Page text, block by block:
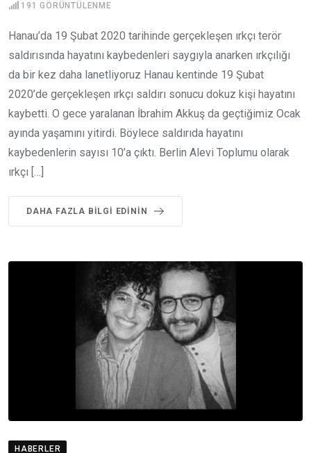
191 GÖRÜNTÜLENME
Hanau’da 19 Şubat 2020 tarihinde gerçekleşen ırkçı terör
saldırısında hayatını kaybedenleri saygıyla anarken ırkçılığı
da bir kez daha lanetliyoruz Hanau kentinde 19 Şubat
2020’de gerçekleşen ırkçı saldırı sonucu dokuz kişi hayatını
kaybetti. O gece yaralanan İbrahim Akkuş da geçtiğimiz Ocak
ayında yaşamını yitirdi. Böylece saldırıda hayatını
kaybedenlerin sayısı 10’a çıktı. Berlin Alevi Toplumu olarak
ırkçı […]
DAHA FAZLA BILGI EDININ
HABERLER